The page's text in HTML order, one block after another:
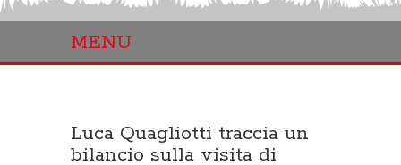
MENU
Luca Quagliotti traccia un
bilancio sulla visita di